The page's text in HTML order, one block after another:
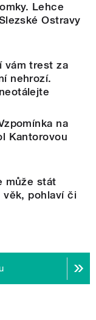
Lehce
Ostravy
vám trest za
nehrozí.
na
Kantorovou
může stát
věk, pohlaví či